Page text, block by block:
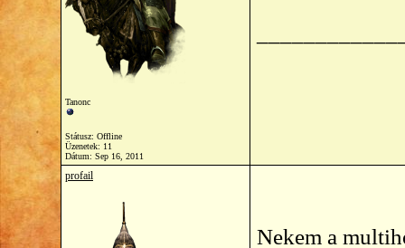
Tanonc
Státusz: Offline
Üzenetek: 11
Dátum: Sep 16, 2011
profail
Nekem a